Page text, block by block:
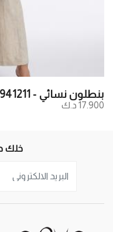
بنطلون نسائي - 941211
17.900 د.ك
خلك